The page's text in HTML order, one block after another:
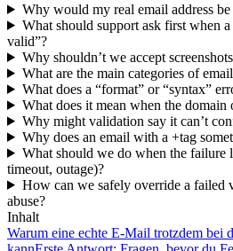
Why would my real email address
What should support ask first when
valid”?
Why shouldn’t we accept
What are the main categories of
What does a “format” or “syntax”
What does it mean when the
Why might validation say it can’t
Why does an email with a +tag
What should we do when the failure
timeout, outage)?
How can we safely override a
abuse?
Inhalt
Warum eine echte E‑Mail trotzdem bei